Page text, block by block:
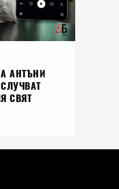
АНТЪНИ
СВЯТ